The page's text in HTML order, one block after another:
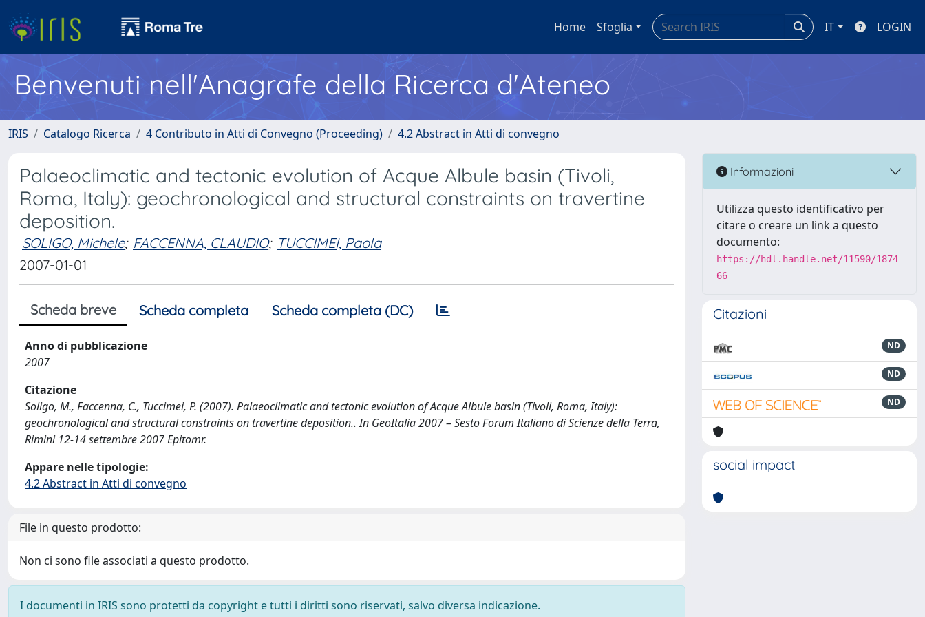
Home Sfoglia IT LOGIN
Benvenuti nell'Anagrafe della Ricerca d'Ateneo
IRIS Catalogo Ricerca 4 Contributo in Atti di Convegno (Proceeding) 4.2 Abstract in Atti di convegno
Palaeoclimatic and tectonic evolution of Acque Albule basin (Tivoli,
Roma, Italy): geochronological and structural constraints on travertine
deposition.
SOLIGO, Michele; FACCENNA, CLAUDIO; TUCCIMEI, Paola
2007-01-01
Scheda breve Scheda completa Scheda completa (DC)
Anno di pubblicazione
2007
Citazione
Soligo, M., Faccenna, C., Tuccimei, P. (2007). Palaeoclimatic and tectonic evolution of Acque Albule basin (Tivoli, Roma, Italy):
geochronological and structural constraints on travertine deposition.. In GeoItalia 2007 – Sesto Forum Italiano di Scienze della Terra,
Rimini 12-14 settembre 2007 Epitomr.
Appare nelle tipologie:
4.2 Abstract in Atti di convegno
File in questo prodotto:
Non ci sono file associati a questo prodotto.
I documenti in IRIS sono protetti da copyright e tutti i diritti sono riservati, salvo diversa indicazione.
Informazioni
Utilizza questo identificativo per
citare o creare un link a questo
documento:
https://hdl.handle.net/11590/1874
66
Citazioni
ND
ND
ND
social impact